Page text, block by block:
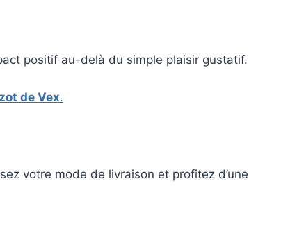
positif au-delà du simple plaisir gustatif.
de Vex.
votre mode de livraison et profitez d’une